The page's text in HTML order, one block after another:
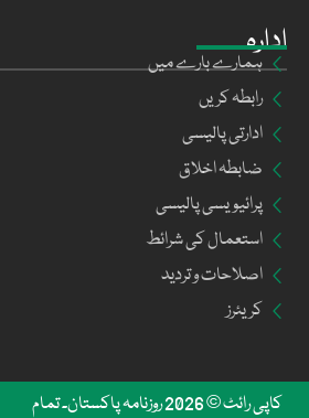
ادارہ
ہمارے بارے میں
رابطہ کریں
ادارتی پالیسی
ضابطہ اخلاق
پرائیویسی پالیسی
استعمال کی شرائط
اصلاحات و تردید
کریئرز
کاپی رائٹ © 2026 روزنامہ پاکستان۔ تمام